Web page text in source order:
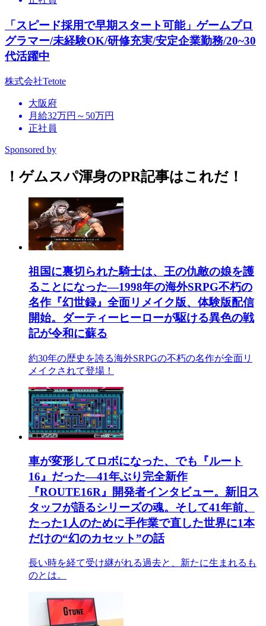
「スピード採用で早期スタート可能」ゲームプロ
グラマー/未経験OK/研修充実/安定企業勤務/20~30
代活躍中
株式会社Tetote
大阪府
月給32万円～50万円
正社員
Sponsored by
！ゲムスパ渾身のPR記事はこれだ！
祖国に裏切られた騎士は、王の仇敵の娘を護
ることになった―1998年の海外SRPG不朽の
名作『幻世録』全面リメイク版、体験版配信
開始。ダーティーヒーローが駆ける異色の戦
記が令和に蘇る
約30年の歴史を誇る海外SRPGの不朽の名作が全面リ
メイクされて登場！
車が変形してロボになった、でも『ルート
16』だった―41年ぶり完全新作
『ROUTE16R』開発者インタビュー。新旧ス
タッフが語るシリーズの魂。そして41年前、
たった1人のために手作業で直した世界に1本
だけの“幻のカセット”の話
長い時を経て受け継がれる過去と、新たに生まれるも
のとは。